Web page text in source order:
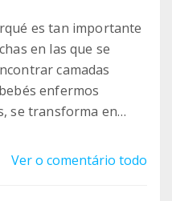
es tan importante
en las que se
camadas
enfermos
se transforma en
de fomentar
felinas urbanas,
Ver o comentário todo